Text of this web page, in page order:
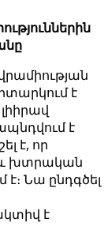
է
է
է, որ
և խտրական
Նա ընդգծել
է